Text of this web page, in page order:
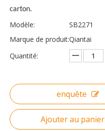
carton.
Modèle:
SB2271
Marque de produit:Qiantai
Quantité:
enquête
Ajouter au panier